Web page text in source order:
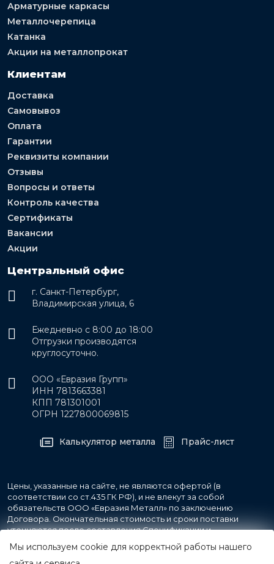
Арматурные каркасы
Металлочерепица
Катанка
Акции на металлопрокат
Клиентам
Доставка
Самовывоз
Оплата
Гарантии
Реквизиты компании
Отзывы
Вопросы и ответы
Контроль качества
Сертификаты
Вакансии
Акции
Центральный офис
г. Санкт-Петербург,
Владимирская улица, 6
Ежедневно с 8:00 до 18:00
Отгрузки производятся
круглосуточно.
ООО «Евразия Групп»
ИНН 7813663381
КПП 781301001
ОГРН 1227800069815
Калькулятор металла Прайс-лист
Цены, указанные на сайте, не являются офертой (в
соответствии со ст.435 ГК РФ), и не влекут за собой
обязательств ООО «Евразия Металл» по заключению
Договора. Окончательная стоимость и сроки поставки
уточняются после составления Спецификации и
фиксируются в Счете на оплату, а также Спецификации на
поставку товара.
Мы используем cookie для корректной работы нашего